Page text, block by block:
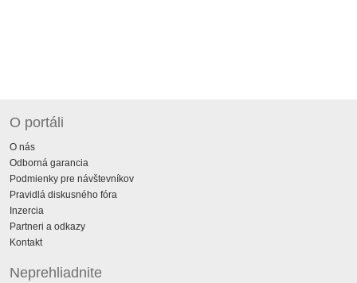
O portáli
O nás
Odborná garancia
Podmienky pre návštevníkov
Pravidlá diskusného fóra
Inzercia
Partneri a odkazy
Kontakt
Neprehliadnite